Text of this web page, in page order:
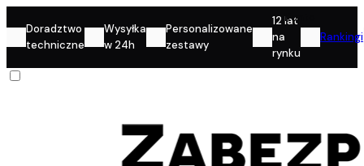
Doradztwo
techniczne
Wysyłka
w 24h
Personalizowane
zestawy
12 lat
na
rynku
Rankingi
Konto